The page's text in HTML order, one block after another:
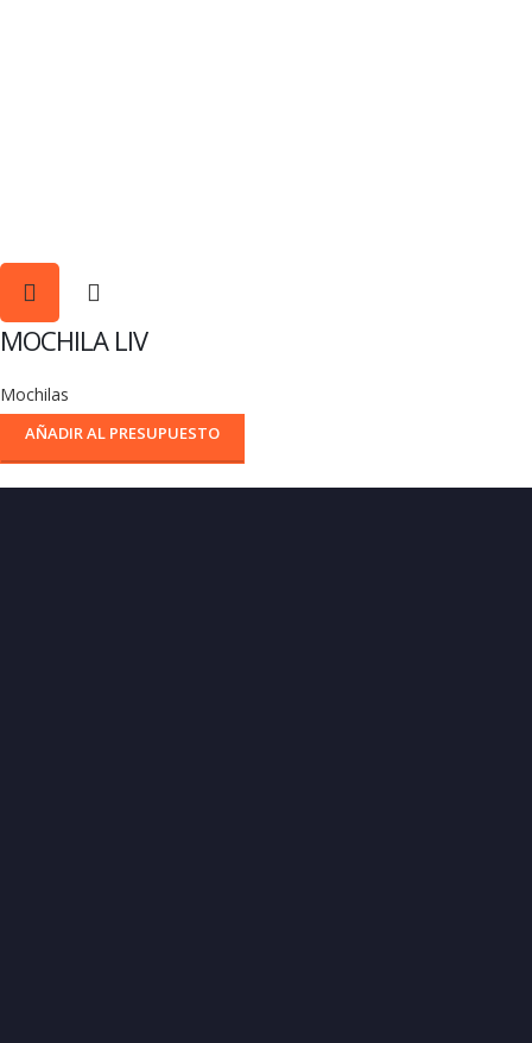
MOCHILA LIV
Mochilas
AÑADIR AL PRESUPUESTO